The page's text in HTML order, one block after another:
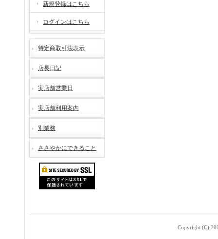
新規登録はこちら
ログインはこちら
特定商取引法表示
店長日記
実店舗営業日
実店舗利用案内
別業務
ささやかにできること
Copyright (C)